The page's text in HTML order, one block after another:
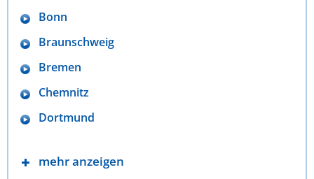
Bonn
Braunschweig
Bremen
Chemnitz
Dortmund
mehr anzeigen